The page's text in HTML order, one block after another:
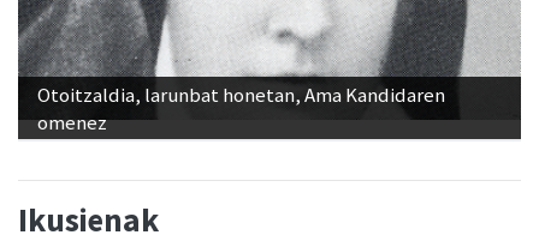
Otoitzaldia, larunbat honetan, Ama Kandidaren
omenez
Ikusienak